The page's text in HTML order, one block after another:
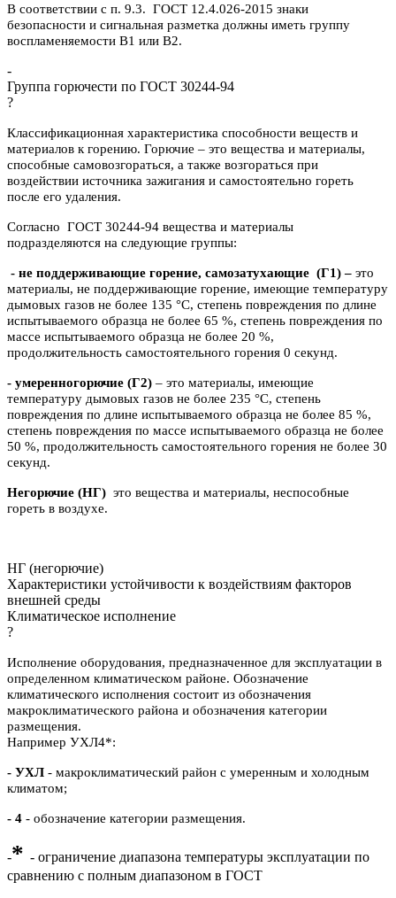
В соответствии с п. 9.3. ГОСТ 12.4.026-2015 знаки
безопасности и сигнальная разметка должны иметь группу
воспламеняемости В1 или В2.
-
Группа горючести по ГОСТ 30244-94
?
Классификационная характеристика способности веществ и
материалов к горению. Горючие – это вещества и материалы,
способные самовозгораться, а также возгораться при
воздействии источника зажигания и самостоятельно гореть
после его удаления.
Согласно ГОСТ 30244-94 вещества и материалы
подразделяются на следующие группы:
- не поддерживающие горение, самозатухающие (Г1) – это
материалы, не поддерживающие горение, имеющие температуру
дымовых газов не более 135 °C, степень повреждения по длине
испытываемого образца не более 65 %, степень повреждения по
массе испытываемого образца не более 20 %,
продолжительность самостоятельного горения 0 секунд.
- умеренногорючие (Г2) – это материалы, имеющие
температуру дымовых газов не более 235 °C, степень
повреждения по длине испытываемого образца не более 85 %,
степень повреждения по массе испытываемого образца не более
50 %, продолжительность самостоятельного горения не более 30
секунд.
Негорючие (НГ) это вещества и материалы, неспособные
гореть в воздухе.
НГ (негорючие)
Характеристики устойчивости к воздействиям факторов
внешней среды
Климатическое исполнение
?
Исполнение оборудования, предназначенное для эксплуатации в
определенном климатическом районе. Обозначение
климатического исполнения состоит из обозначения
макроклиматического района и обозначения категории
размещения.
Например УХЛ4*:
- УХЛ - макроклиматический район с умеренным и холодным
климатом;
- 4 - обозначение категории размещения.
-* - ограничение диапазона температуры эксплуатации по
сравнению с полным диапазоном в ГОСТ